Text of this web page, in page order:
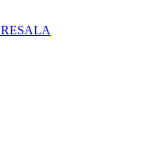
RESALA